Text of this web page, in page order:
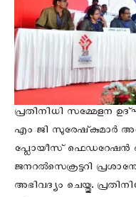
പ്രതിനിധി സമ്മേളന
എം ജി സുരേഷ്‌കുമാർ
പ്ലോയീസ് ഫെഡറേഷന്‍
ജനറല്‍സെക്രട്ടറി
അഭിവദ്യം ചെയ്തു.